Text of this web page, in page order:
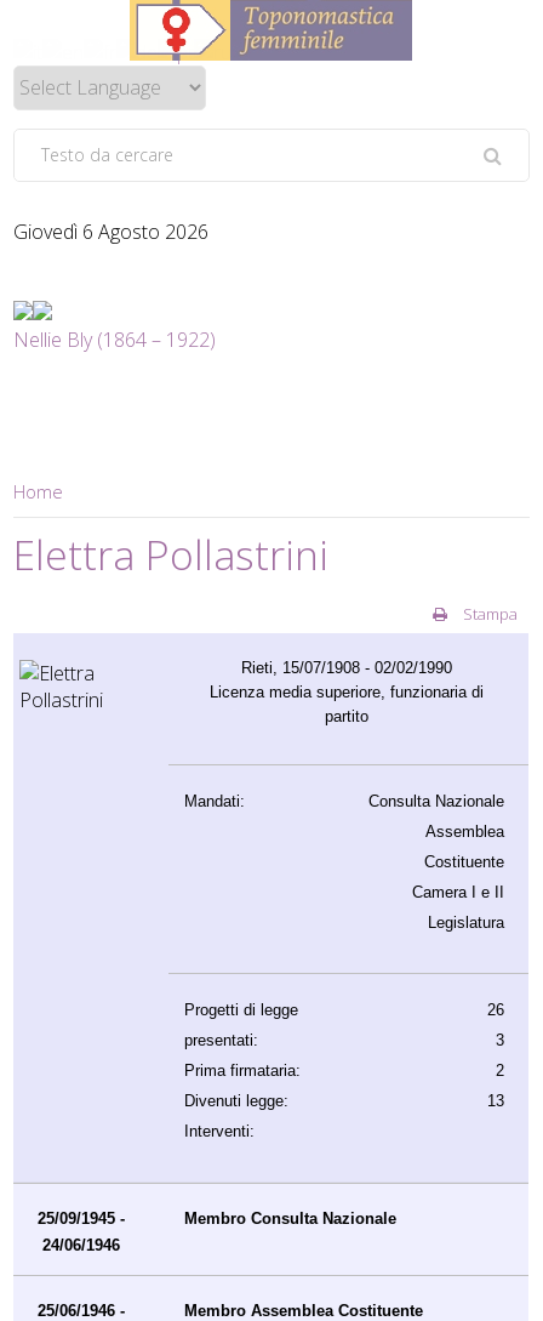
Giovedì 6 Agosto 2026
Nellie Bly (1864 – 1922)
Home
Elettra Pollastrini
Stampa
Rieti, 15/07/1908 - 02/02/1990
Licenza media superiore, funzionaria di
partito
Mandati:
Consulta Nazionale
Assemblea
Costituente
Camera I e II
Legislatura
Progetti di legge
presentati:
Prima firmataria:
Divenuti legge:
Interventi:
26
3
2
13
25/09/1945 -
24/06/1946
Membro Consulta Nazionale
25/06/1946 -
Membro Assemblea Costituente